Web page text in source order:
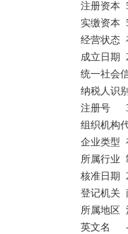
注册资本	50万元人民币
实缴资本	50万元人民币
经营状态	存续（在营、开业、在册）
成立日期	2004-11-17
统一社会信用代码
纳税人识别号
注册号	360122210102402
组织机构代码
企业类型	有限责任公司(自然人投资或控股)
所属行业	制造业
核准日期	2016-12-29
登记机关	南昌市新建区市场和质量监督管理局
所属地区	江西省
英文名	-